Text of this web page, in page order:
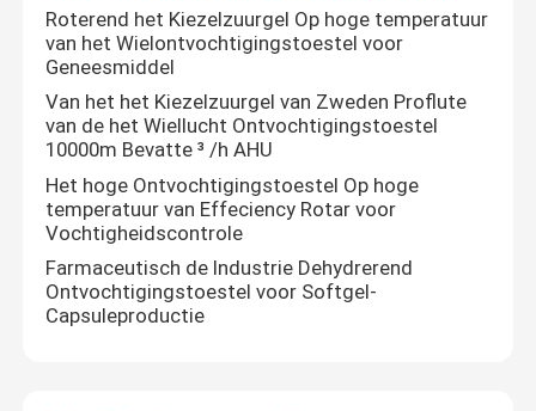
Roterend het Kiezelzuurgel Op hoge temperatuur
van het Wielontvochtigingstoestel voor
Geneesmiddel
Van het het Kiezelzuurgel van Zweden Proflute
van de het Wiellucht Ontvochtigingstoestel
10000m Bevatte ³ /h AHU
Het hoge Ontvochtigingstoestel Op hoge
temperatuur van Effeciency Rotar voor
Vochtigheidscontrole
Farmaceutisch de Industrie Dehydrerend
Ontvochtigingstoestel voor Softgel-
Capsuleproductie